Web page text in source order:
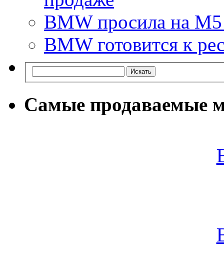
BMW просила на
BMW готовится к
Самые продаваемые